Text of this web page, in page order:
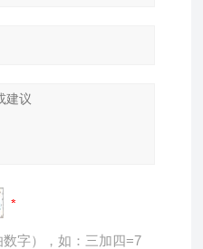
字），如：三加四=7